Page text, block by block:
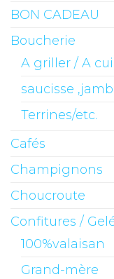
BON CADEAU
Boucherie
A griller / A
saucisse
Terrines/etc.
Cafés
Champignons
Choucroute
Confitures /
100%valaisan
Grand-mère